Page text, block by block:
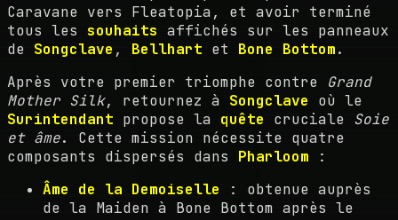
Caravane vers Fleatopia, et avoir terminé
tous les souhaits affichés sur les panneaux
de Songclave , Bellhart et Bone Bottom.
Après votre premier triomphe contre Grand
Mother Silk, retournez à Songclave où le
Surintendant propose la quête cruciale Soie
et âme. Cette mission nécessite quatre
composants dispersés dans Pharloom :
Âme de la Demoiselle : obtenue auprès
de la Maiden à Bone Bottom après le